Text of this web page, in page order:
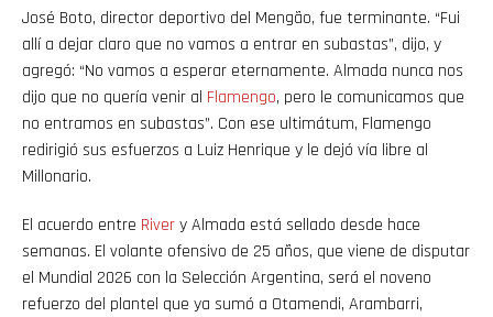
José Boto, director deportivo del Mengão, fue terminante. “Fui
allí a dejar claro que no vamos a entrar en subastas”, dijo, y
agregó: “No vamos a esperar eternamente. Almada nunca nos
dijo que no quería venir al Flamengo, pero le comunicamos que
no entramos en subastas”. Con ese ultimátum, Flamengo
redirigió sus esfuerzos a Luiz Henrique y le dejó vía libre al
Millonario.
El acuerdo entre Rivery Almada está sellado desde hace
semanas. El volante ofensivo de 25 años, que viene de disputar
el Mundial 2026 con la Selección Argentina, será el noveno
refuerzo del plantel que ya sumó a Otamendi, Arambarri,